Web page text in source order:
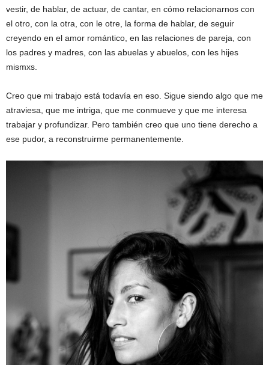
vestir, de hablar, de actuar, de cantar, en cómo relacionarnos con
el otro, con la otra, con le otre, la forma de hablar, de seguir
creyendo en el amor romántico, en las relaciones de pareja, con
los padres y madres, con las abuelas y abuelos, con les hijes
mismxs.
Creo que mi trabajo está todavía en eso. Sigue siendo algo que me
atraviesa, que me intriga, que me conmueve y que me interesa
trabajar y profundizar. Pero también creo que uno tiene derecho a
ese pudor, a reconstruirme permanentemente.